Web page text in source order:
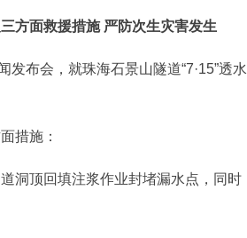
方面救援措施 严防次生灾害发生
布会，就珠海石景山隧道“7·15”透水
措施：
顶回填注浆作业封堵漏水点，同时